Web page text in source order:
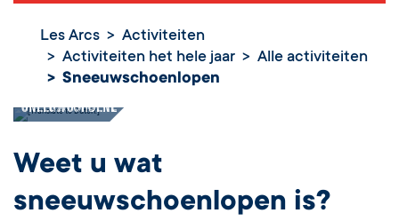
Les Arcs
Activiteiten
Activiteiten het hele jaar
Alle activiteiten
Sneeuwschoenlopen
Sneeuwschoenlopen
Weet u wat
sneeuwschoenlopen is?